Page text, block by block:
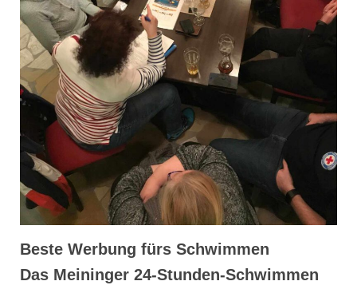
Beste Werbung fürs Schwimmen
Das Meininger 24-Stunden-Schwimmen